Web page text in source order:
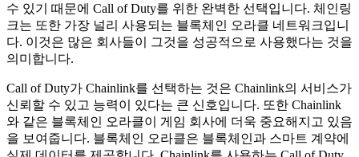
수 있기 때문에 Call of Duty를 위한 완벽한 선택입니다. 체인링
크는 또한 가장 널리 사용되는 블록체인 오라클 네트워크입니
다. 이것은 많은 회사들이 그것을 성공적으로 사용했다는 것을
의미합니다.
Call of Duty가 Chainlink를 선택하는 것은 Chainlink의 서비스가
신뢰할 수 있고 능력이 있다는 큰 신호입니다. 또한 Chainlink
와 같은 블록체인 오라클이 게임 회사에 더욱 중요해지고 있음
을 보여줍니다. 블록체인 오라클은 블록체인과 스마트 계약에